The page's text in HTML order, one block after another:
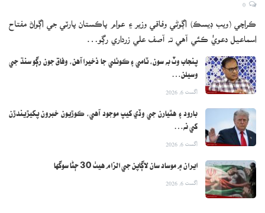
ڪراچي (ويب ڊيسڪ) اڳوڻي وفاقي وزير ۽ عوام پاڪستان پارٽي جي اڳواڻ مفتاح
اسماعيل دعويٰ ڪئي آهي ته آصف علي زرداري رڳو…
پنجاب وٽ به سون، ٽامي ۽ ڪوئلي جا ذخيرا آهن، وفاق جون رڳو سنڌ جي
وسيلن…
اگست 6, 2026
بارود ۽ هٿيارن جي وڏي کيپ موجود آهي، ڪوڙيون خبرون پکيڙيندڙن
کي نه…
اگست 6, 2026
ايران ۾ موساد سان لاڳاپن جي الزام هيٺ 30 ڄڻا سوگها
اگست 6, 2026